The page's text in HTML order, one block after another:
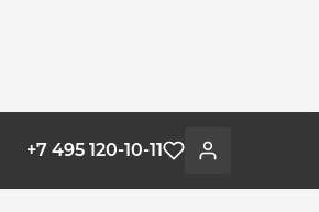
Войти
Избранное
+7 495 120-10-11